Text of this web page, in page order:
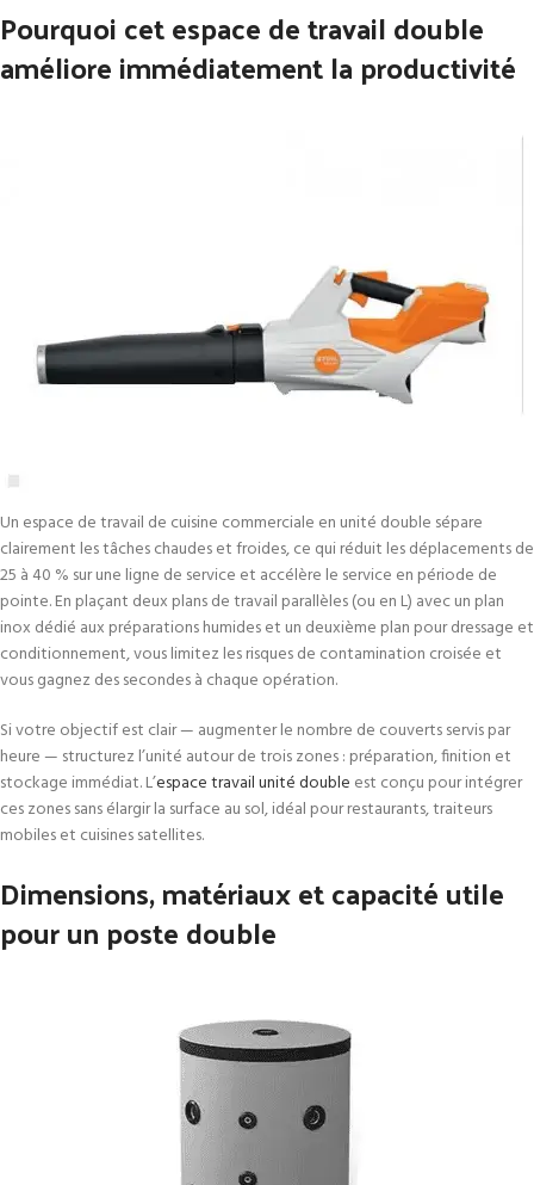
Pourquoi cet espace de travail double
améliore immédiatement la productivité
Un espace de travail de cuisine commerciale en unité double sépare
clairement les tâches chaudes et froides, ce qui réduit les déplacements de
25 à 40 % sur une ligne de service et accélère le service en période de
pointe. En plaçant deux plans de travail parallèles (ou en L) avec un plan
inox dédié aux préparations humides et un deuxième plan pour dressage et
conditionnement, vous limitez les risques de contamination croisée et
vous gagnez des secondes à chaque opération.
Si votre objectif est clair — augmenter le nombre de couverts servis par
heure — structurez l’unité autour de trois zones : préparation, finition et
stockage immédiat. L’espace travail unité double est conçu pour intégrer
ces zones sans élargir la surface au sol, idéal pour restaurants, traiteurs
mobiles et cuisines satellites.
Dimensions, matériaux et capacité utile
pour un poste double